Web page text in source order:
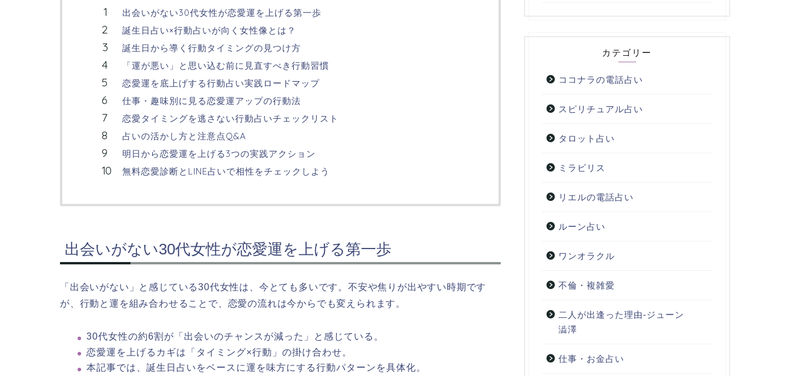
出会いがない30代女性が恋愛運を上げる第一歩
誕生日占い×行動占いが向く女性像とは？
誕生日から導く行動タイミングの見つけ方
「運が悪い」と思い込む前に見直すべき行動習慣
恋愛運を底上げする行動占い実践ロードマップ
仕事・趣味別に見る恋愛運アップの行動法
恋愛タイミングを逃さない行動占いチェックリスト
占いの活かし方と注意点Q&A
明日から恋愛運を上げる3つの実践アクション
無料恋愛診断とLINE占いで相性をチェックしよう
出会いがない30代女性が恋愛運を上げる第一歩
「出会いがない」と感じている30代女性は、今とても多いです。不安や焦りが出やすい時期です
が、行動と運を組み合わせることで、恋愛の流れは今からでも変えられます。
30代女性の約6割が「出会いのチャンスが減った」と感じている。
恋愛運を上げるカギは「タイミング×行動」の掛け合わせ。
本記事では、誕生日占いをベースに運を味方にする行動パターンを具体化。
カテゴリー
ココナラの電話占い
スピリチュアル占い
タロット占い
ミラビリス
リエルの電話占い
ルーン占い
ワンオラクル
不倫・複雑愛
二人が出逢った理由-ジューン
澁澤
仕事・お金占い